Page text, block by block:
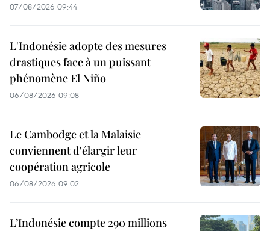
07/08/2026 09:44
L'Indonésie adopte des mesures
drastiques face à un puissant
phénomène El Niño
06/08/2026 09:08
Le Cambodge et la Malaisie
conviennent d'élargir leur
coopération agricole
06/08/2026 09:02
L’Indonésie compte 290 millions